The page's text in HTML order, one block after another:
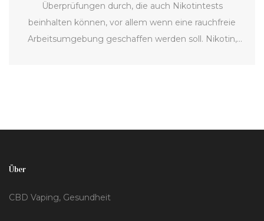
Überprüfungen durch, die auch Nikotintests
beinhalten können, vor allem wenn eine rauchfreie
Arbeitsumgebung geschaffen werden soll. Nikotin,
Unternehmen.
Über
CBD Vaping, Gesundheit